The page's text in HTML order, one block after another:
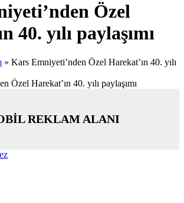
Özel
40. yılı paylaşımı
» Kars Emniyeti’nden Özel Harekat’ın 40. yılı
REKLAM ALANI